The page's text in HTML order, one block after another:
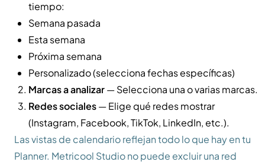
tiempo:
Semana pasada
Esta semana
Próxima semana
Personalizado (selecciona fechas específicas)
Marcas a analizar— Selecciona una o varias marcas.
Redes sociales— Elige qué redes mostrar
(Instagram, Facebook, TikTok, LinkedIn, etc.).
Las vistas de calendario reflejan todo lo que hay en tu
Planner. Metricool Studio no puede excluir una red